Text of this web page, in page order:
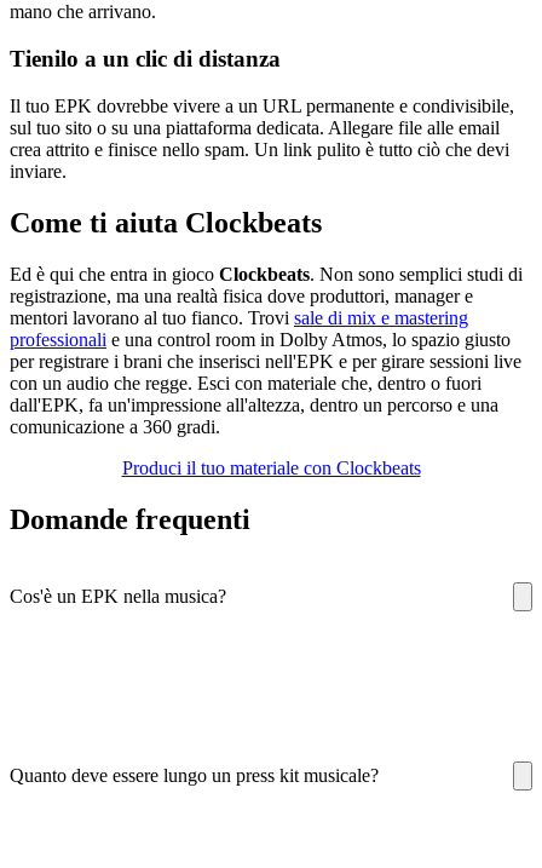
mano che arrivano.
Tienilo a un clic di distanza
Il tuo EPK dovrebbe vivere a un URL permanente e condivisibile,
sul tuo sito o su una piattaforma dedicata. Allegare file alle email
crea attrito e finisce nello spam. Un link pulito è tutto ciò che devi
inviare.
Come ti aiuta Clockbeats
Ed è qui che entra in gioco Clockbeats. Non sono semplici studi di
registrazione, ma una realtà fisica dove produttori, manager e
mentori lavorano al tuo fianco. Trovi sale di mix e mastering
professionali e una control room in Dolby Atmos, lo spazio giusto
per registrare i brani che inserisci nell'EPK e per girare sessioni live
con un audio che regge. Esci con materiale che, dentro o fuori
dall'EPK, fa un'impressione all'altezza, dentro un percorso e una
comunicazione a 360 gradi.
Produci il tuo materiale con Clockbeats
Domande frequenti
Cos'è un EPK nella musica?
Quanto deve essere lungo un press kit musicale?